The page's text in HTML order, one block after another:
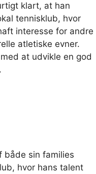
klart, at han
tennisklub, hvor
interesse for andre
atletiske evner.
at udvikle en god
både sin families
hvor hans talent